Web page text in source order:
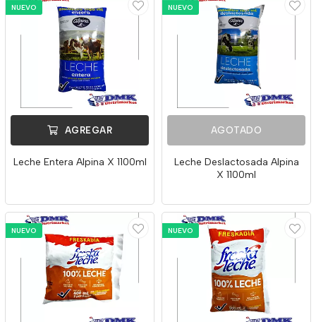
NUEVO
AGREGAR
Leche Entera Alpina X 1100ml
NUEVO
AGOTADO
Leche Deslactosada Alpina
X 1100ml
NUEVO NUEVO